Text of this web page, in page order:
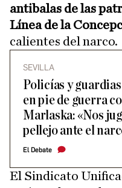
antibalas de las
Línea de la
calientes del narco.
SEVILLA
Policías y
en pie de guerra
Marlaska: «Nos
pellejo ante el
El Debate
El Sindicato